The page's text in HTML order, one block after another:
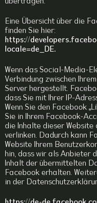
Eine Übersicht über die
finden Sie hier:
https://
locale=de_DE.
Wenn das Social-Media-
Verbindung zwischen
Server hergestellt.
dass Sie mit Ihrer IP-
Wenn Sie den Facebook
Sie in Ihrem Facebook-
die Inhalte dieser
verlinken. Dadurch kann
Website Ihrem
hin, dass wir als Anbieter
Inhalt der übermittelten
Facebook erhalten.
in der